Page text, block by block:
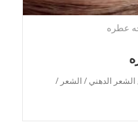
عطره
الشعر الدهني / الشعر /